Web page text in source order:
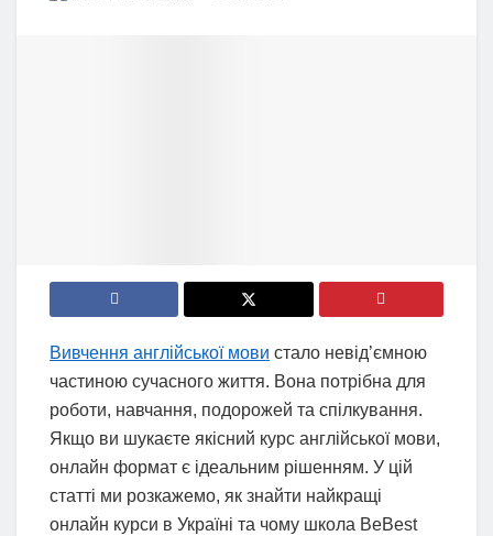
Вивчення англійської мови стало невід’ємною
частиною сучасного життя. Вона потрібна для
роботи, навчання, подорожей та спілкування.
Якщо ви шукаєте якісний курс англійської мови,
онлайн формат є ідеальним рішенням. У цій
статті ми розкажемо, як знайти найкращі
онлайн курси в Україні та чому школа BeBest